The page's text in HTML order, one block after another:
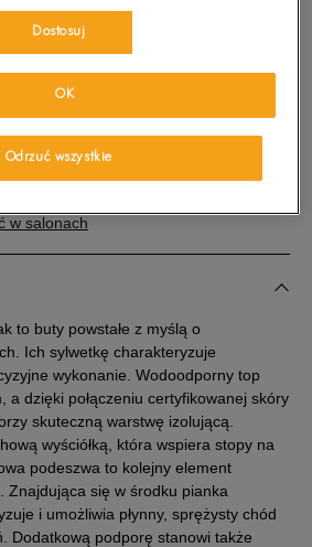
będzie dostępny, otrzymasz od nas
Powiadom o dostępności
Powiadom o dostępności
Powiadom o dostępności
Powiadom o dostępności
w salonach
to buty powstałe z myślą o
Ich sylwetkę charakteryzuje
wykonanie. Wodoodporny top
a dzięki połączeniu certyfikowanej skóry
skuteczną warstwę izolującą.
wyściółką, która wspiera stopy na
podeszwa to kolejny element
Znajdująca się w środku pianka
i umożliwia płynny, sprężysty chód
Dodatkową podporę stanowi także
Dostosuj
Odrzuć wszystkie
OK